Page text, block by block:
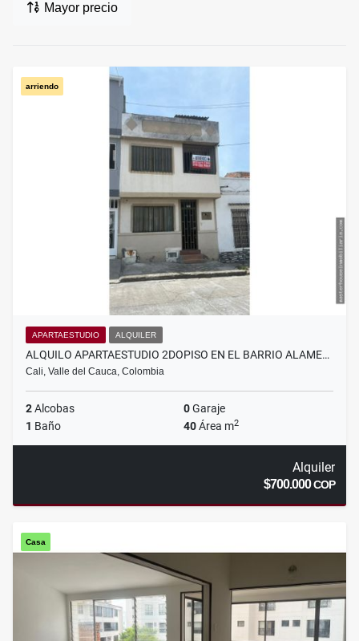
Mayor precio
arriendo
APARTAESTUDIO ALQUILER
ALQUILO APARTAESTUDIO 2DOPISO EN EL BARRIO ALAME…
Cali, Valle del Cauca, Colombia
2Alcobas 0Garaje
1 Baño 40Área m2
Alquiler
$700.000COP
Casa